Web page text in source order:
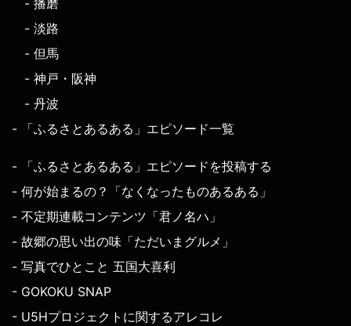
- 播磨
- 淡路
- 但馬
- 神戸・阪神
- 丹波
- 「ふるさとあるある」エピソード一覧
- 「ふるさとあるある」エピソードを投稿する
- 何が始まるの？「なくなったものあるある」
- 不定期連載コンテンツ「君ノ名ハ」
- 故郷の思い出の味「ただいまグルメ」
- 写真でひとこと 五国大喜利
- GOKOKU SNAP
- U5Hプロジェクトに関するアレコレ